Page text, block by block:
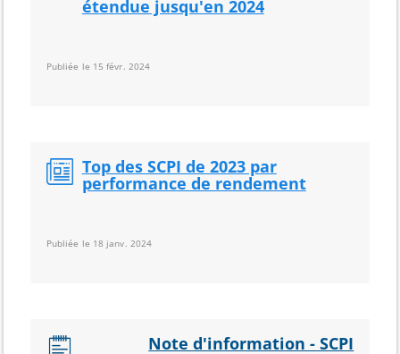
étendue jusqu'en 2024
Publiée le 15 févr. 2024
Top des SCPI de 2023 par
performance de rendement
Publiée le 18 janv. 2024
Note d'information - SCPI